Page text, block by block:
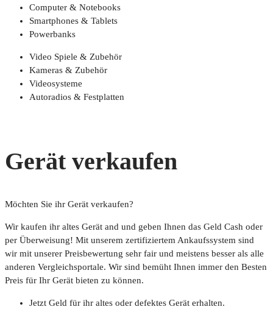
Computer & Notebooks
Smartphones & Tablets
Powerbanks
Video Spiele & Zubehör
Kameras & Zubehör
Videosysteme
Autoradios & Festplatten
Gerät verkaufen
Möchten Sie ihr Gerät verkaufen?
Wir kaufen ihr altes Gerät and und geben Ihnen das Geld Cash oder
per Überweisung! Mit unserem zertifiziertem Ankaufssystem sind
wir mit unserer Preisbewertung sehr fair und meistens besser als alle
anderen Vergleichsportale. Wir sind bemüht Ihnen immer den Besten
Preis für Ihr Gerät bieten zu können.
Jetzt Geld für ihr altes oder defektes Gerät erhalten.